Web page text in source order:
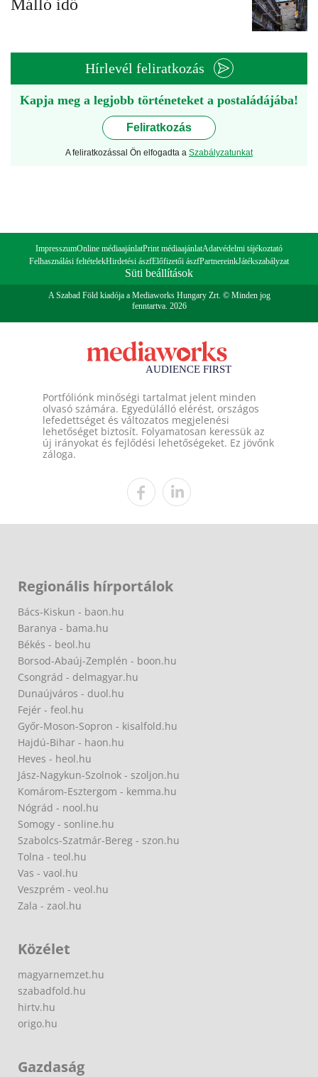
Málló idő
Hírlevél feliratkozás
Kapja meg a legjobb történeteket a postaládájába!
Feliratkozás
A feliratkozással Ön elfogadta a Szabályzatunkat
ImpresszumOnline médiaajánlatPrint médiaajánlatAdatvédelmi tájékoztató
Felhasználási feltételekHirdetési ászfElőfizetői ászfPartnereinkJátékszabályzat
Süti beállítások
A Szabad Föld kiadója a Mediaworks Hungary Zrt. © Minden jog
fenntartva. 2026
Portfóliónk minőségi tartalmat jelent minden
olvasó számára. Egyedülálló elérést, országos
lefedettséget és változatos megjelenési
lehetőséget biztosít. Folyamatosan keressük az
új irányokat és fejlődési lehetőségeket. Ez jövőnk
záloga.
Regionális hírportálok
Bács-Kiskun - baon.hu
Baranya - bama.hu
Békés - beol.hu
Borsod-Abaúj-Zemplén - boon.hu
Csongrád - delmagyar.hu
Dunaújváros - duol.hu
Fejér - feol.hu
Győr-Moson-Sopron - kisalfold.hu
Hajdú-Bihar - haon.hu
Heves - heol.hu
Jász-Nagykun-Szolnok - szoljon.hu
Komárom-Esztergom - kemma.hu
Nógrád - nool.hu
Somogy - sonline.hu
Szabolcs-Szatmár-Bereg - szon.hu
Tolna - teol.hu
Vas - vaol.hu
Veszprém - veol.hu
Zala - zaol.hu
Közélet
magyarnemzet.hu
szabadfold.hu
hirtv.hu
origo.hu
Gazdaság